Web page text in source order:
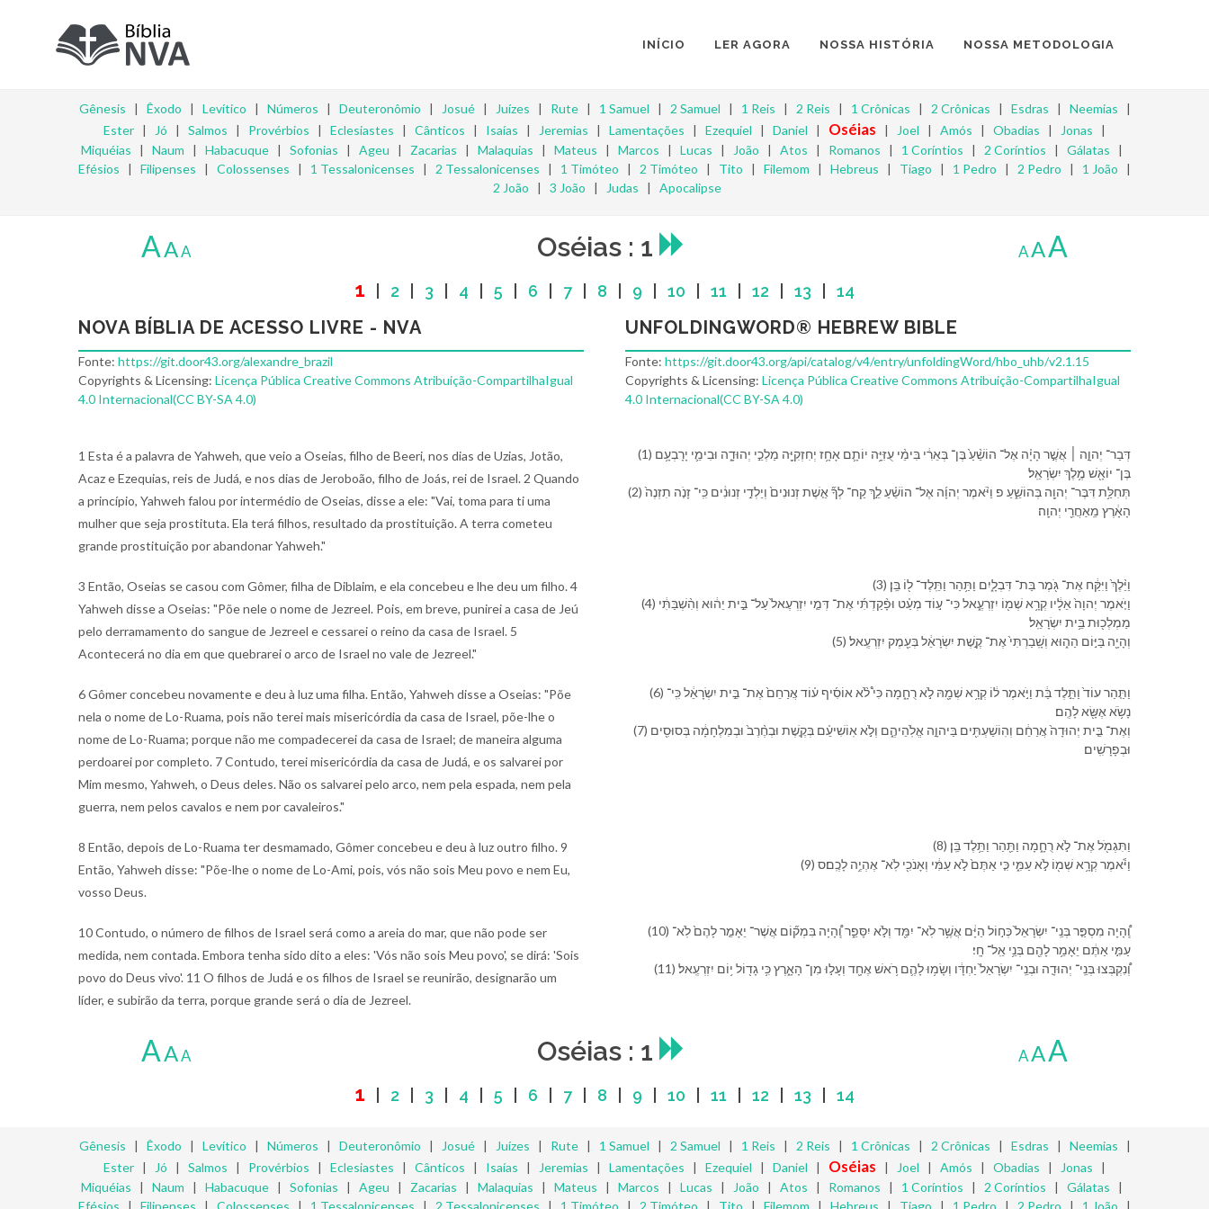
INÍCIO LER AGORA NOSSA HISTÓRIA NOSSA METODOLOGIA
Gênesis | Êxodo | Levítico | Números | Deuteronômio | Josué| Juízes | Rute| 1 Samuel | 2 Samuel | 1 Reis | 2 Reis | 1 Crônicas | 2 Crônicas | Esdras | Neemias |
Ester | Jó | Salmos | Provérbios | Eclesiastes | Cânticos | Isaías | Jeremias | Lamentações | Ezequiel | Daniel | Oséias | Joel | Amós | Obadias | Jonas |
Miquéias | Naum | Habacuque | Sofonias | Ageu | Zacarias | Malaquias | Mateus | Marcos | Lucas | João | Atos | Romanos | 1 Coríntios | 2 Coríntios | Gálatas |
Efésios | Filipenses | Colossenses | 1 Tessalonicenses | 2 Tessalonicenses | 1 Timóteo | 2 Timóteo | Tito | Filemom | Hebreus | Tiago | 1 Pedro | 2 Pedro | 1 João |
2 João | 3 João | Judas | Apocalipse
AAA Oséias : 1 AAA
1 2 3 4 5 6 7| 8 9 10 11 12 13 14
NOVA BÍBLIA DE ACESSO LIVRE - NVA
Fonte: https://git.door43.org/alexandre_brazil
Copyrights & Licensing: Licença Pública Creative Commons Atribuição-CompartilhaIgual
4.0 Internacional(CC BY-SA 4.0)
UNFOLDINGWORD® HEBREW BIBLE
Fonte:https://git.door43.org/api/catalog/v4/entry/unfoldingWord/hbo_uhb/v2.1.15
Copyrights & Licensing:Licença Pública Creative Commons Atribuição-CompartilhaIgual
4.0 Internacional(CC BY-SA 4.0)
1 Esta é a palavra de Yahweh, que veio a Oseias, filho de Beeri, nos dias de Uzias, Jotão,
Acaz e Ezequias, reis de Judá, e nos dias de Jeroboão, filho de Joás, rei de Israel. 2 Quando
a princípio, Yahweh falou por intermédio de Oseias, disse a ele: "Vai, toma para ti uma
mulher que seja prostituta. Ela terá filhos, resultado da prostituição. A terra cometeu
grande prostituição por abandonar Yahweh."
(1) דְּבַר־ יְהוָ֣ה ׀ אֲשֶׁ֣ר הָיָ֗ה אֶל־ הוֹשֵׁ֨עַ֙ בֶּן־ בְּאֵרִ֔י בִּ⁠ימֵ֨י עֻזִּיָּ֥ה יוֹתָ֛ם אָחָ֥ז יְחִזְקִיָּ֖ה מַלְכֵ֣י יְהוּדָ֑ה וּ⁠בִ⁠ימֵ֛י יָרָבְעָ֥ם
בֶּן־ יוֹאָ֖שׁ מֶ֥לֶךְ יִשְׂרָאֵֽל׃
(2) תְּחִלַּ֥ת דִּבֶּר־ יְהוָ֖ה בְּ⁠הוֹשֵׁ֑עַ פ וַ⁠יֹּ֨אמֶר יְהוָ֜ה אֶל־ הוֹשֵׁ֗עַ לֵ֣ךְ קַח־ לְ⁠ךָ֞ אֵ֤שֶׁת זְנוּנִים֙ וְ⁠יַלְדֵ֣י זְנוּנִ֔ים כִּֽי־ זָנֹ֤ה תִזְנֶה֙
הָ⁠אָ֔רֶץ מֵֽ⁠אַחֲרֵ֖י יְהוָֽה׃
3 Então, Oseias se casou com Gômer, filha de Diblaim, e ela concebeu e lhe deu um filho. 4
Yahweh disse a Oseias: "Põe nele o nome de Jezreel. Pois, em breve, punirei a casa de Jeú
pelo derramamento do sangue de Jezreel e cessarei o reino da casa de Israel. 5
Acontecerá no dia em que quebrarei o arco de Israel no vale de Jezreel."
(3) וַ⁠יֵּ֨לֶךְ֙ וַ⁠יִּקַּ֔ח אֶת־ גֹּ֖מֶר בַּת־ דִּבְלָ֑יִם וַ⁠תַּ֥הַר וַ⁠תֵּֽלֶד־ ל֖⁠וֹ בֵּֽן׃
(4) וַ⁠יֹּ֤אמֶר יְהוָה֙ אֵלָ֔י⁠ו קְרָ֥א שְׁמ֖⁠וֹ יִזְרְעֶ֑אל כִּי־ ע֣וֹד מְעַ֗ט וּ⁠פָ֨קַדְתִּ֜י אֶת־ דְּמֵ֤י יִזְרְעֶאל֙ עַל־ בֵּ֣ית יֵה֔וּא וְ⁠הִ֨שְׁבַּתִּ֔י
מַמְלְכ֖וּת בֵּ֥ית יִשְׂרָאֵֽל׃
(5) וְ⁠הָיָ֖ה בַּ⁠יּ֣וֹם הַ⁠ה֑וּא וְ⁠שָֽׁבַרְתִּי֙ אֶת־ קֶ֣שֶׁת יִשְׂרָאֵ֔ל בְּ⁠עֵ֖מֶק יִזְרְעֶֽאל׃
6 Gômer concebeu novamente e deu à luz uma filha. Então, Yahweh disse a Oseias: "Põe
nela o nome de Lo-Ruama, pois não terei mais misericórdia da casa de Israel, põe-lhe o
nome de Lo-Ruama; porque não me compadecerei da casa de Israel; de maneira alguma
perdoarei por completo. 7 Contudo, terei misericórdia da casa de Judá, e os salvarei por
Mim mesmo, Yahweh, o Deus deles. Não os salvarei pelo arco, nem pela espada, nem pela
guerra, nem pelos cavalos e nem por cavaleiros."
(6) וַ⁠תַּ֤הַר עוֹד֙ וַ⁠תֵּ֣לֶד בַּ֔ת וַ⁠יֹּ֣אמֶר ל֔⁠וֹ קְרָ֥א שְׁמָ֖⁠הּ לֹ֣א רֻחָ֑מָה כִּי֩ לֹ֨א אוֹסִ֜יף ע֗וֹד אֲרַחֵם֙ אֶת־ בֵּ֣ית יִשְׂרָאֵ֔ל כִּֽי־
נָשֹׂ֥א אֶשָּׂ֖א לָ⁠הֶֽם׃
(7) וְ⁠אֶת־ בֵּ֤ית יְהוּדָה֙ אֲרַחֵ֔ם וְ⁠הֽוֹשַׁעְתִּ֖י⁠ם בַּ⁠יהוָ֣ה אֱלֹֽהֵי⁠הֶ֑ם וְ⁠לֹ֣א אֽוֹשִׁיעֵ֗⁠ם בְּ⁠קֶ֤שֶׁת וּ⁠בְ⁠חֶ֨רֶב֙ וּ⁠בְ⁠מִלְחָמָ֔ה בְּ⁠סוּסִ֖ים
וּ⁠בְ⁠פָרָשִֽׁים׃
8 Então, depois de Lo-Ruama ter desmamado, Gômer concebeu e deu à luz outro filho. 9
Então, Yahweh disse: "Põe-lhe o nome de Lo-Ami, pois, vós não sois Meu povo e nem Eu,
vosso Deus.
(8) וַ⁠תִּגְמֹ֖ל אֶת־ לֹ֣א רֻחָ֑מָה וַ⁠תַּ֖הַר וַ⁠תֵּ֥לֶד בֵּֽן׃
(9) וַ⁠יֹּ֕אמֶר קְרָ֥א שְׁמ֖⁠וֹ לֹ֣א עַמִּ֑י כִּ֤י אַתֶּם֙ לֹ֣א עַמִּ֔⁠י וְ⁠אָנֹכִ֖י לֹֽא־ אֶהְיֶ֥ה לָ⁠כֶֽם׃ס
10 Contudo, o número de filhos de Israel será como a areia do mar, que não pode ser
medida, nem contada. Embora tenha sido dito a eles: 'Vós não sois Meu povo', se dirá: 'Sois
povo do Deus vivo'. 11 O filhos de Judá e os filhos de Israel se reunirão, designarão um
líder, e subirão da terra, porque grande será o dia de Jezreel.
(10) וְֽ֠⁠הָיָה מִסְפַּ֤ר בְּנֵֽי־ יִשְׂרָאֵל֙ כְּ⁠ח֣וֹל הַ⁠יָּ֔ם אֲשֶׁ֥ר לֹֽא־ יִמַּ֖ד וְ⁠לֹ֣א יִסָּפֵ֑ר וְֽ֠⁠הָיָה בִּ⁠מְק֞וֹם אֲשֶׁר־ יֵאָמֵ֤ר לָ⁠הֶם֙ לֹֽא־
עַמִּ֣⁠י אַתֶּ֔ם יֵאָמֵ֥ר לָ⁠הֶ֖ם בְּנֵ֥י אֵֽל־ חָֽי׃
(11) וְ֠⁠נִקְבְּצוּ בְּנֵֽי־ יְהוּדָ֤ה וּ⁠בְנֵֽי־ יִשְׂרָאֵל֙ יַחְדָּ֔ו וְ⁠שָׂמ֥וּ לָ⁠הֶ֛ם רֹ֥אשׁ אֶחָ֖ד וְ⁠עָל֣וּ מִן־ הָ⁠אָ֑רֶץ כִּ֥י גָד֖וֹל י֥וֹם יִזְרְעֶֽאל׃
AAA Oséias : 1 AAA
1 2 3 4 5 6 7| 8 9 10 11 12 13 14
Gênesis | Êxodo | Levítico | Números | Deuteronômio | Josué| Juízes | Rute| 1 Samuel | 2 Samuel | 1 Reis | 2 Reis | 1 Crônicas | 2 Crônicas | Esdras | Neemias |
Ester | Jó | Salmos | Provérbios | Eclesiastes | Cânticos | Isaías | Jeremias | Lamentações | Ezequiel | Daniel | Oséias | Joel | Amós | Obadias | Jonas |
Miquéias | Naum | Habacuque | Sofonias | Ageu | Zacarias | Malaquias | Mateus | Marcos | Lucas | João | Atos | Romanos | 1 Coríntios | 2 Coríntios | Gálatas |
Efésios | Filipenses | Colossenses | 1 Tessalonicenses | 2 Tessalonicenses | 1 Timóteo | 2 Timóteo | Tito | Filemom | Hebreus | Tiago | 1 Pedro | 2 Pedro | 1 João |